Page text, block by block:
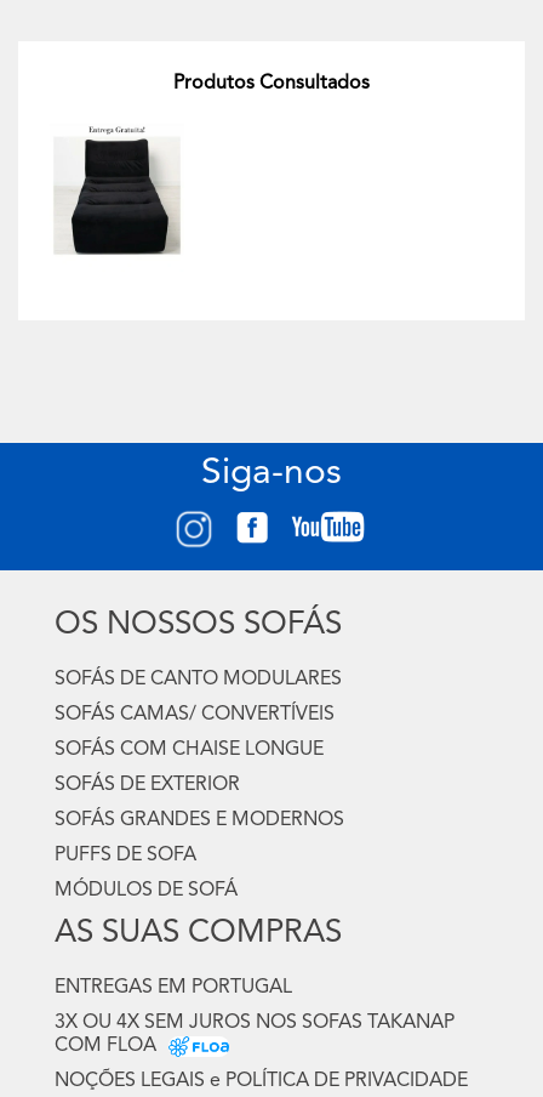
Produtos Consultados
Siga-nos
OS NOSSOS SOFÁS
SOFÁS DE CANTO MODULARES
SOFÁS CAMAS/ CONVERTÍVEIS
SOFÁS COM CHAISE LONGUE
SOFÁS DE EXTERIOR
SOFÁS GRANDES E MODERNOS
PUFFS DE SOFA
MÓDULOS DE SOFÁ
AS SUAS COMPRAS
ENTREGAS EM PORTUGAL
3X OU 4X SEM JUROS NOS SOFAS TAKANAP
COM FLOA
NOÇÕES LEGAIS e POLÍTICA DE PRIVACIDADE